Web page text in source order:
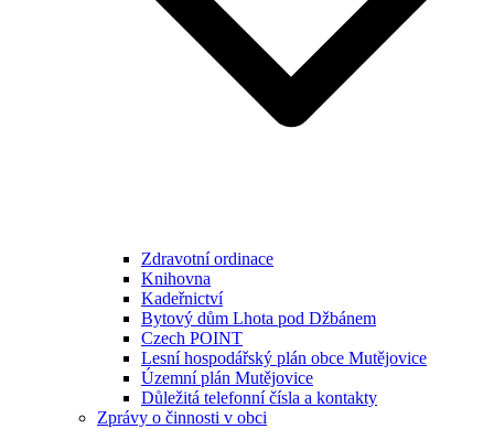
Zdravotní ordinace
Knihovna
Kadeřnictví
Bytový dům Lhota pod Džbánem
Czech POINT
Lesní hospodářský plán obce Mutějovice
Územní plán Mutějovice
Důležitá telefonní čísla a kontakty
Zprávy o činnosti v obci